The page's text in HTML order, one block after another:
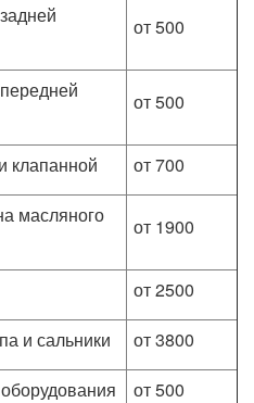
от 500
от 500
клапанной
от 700
масляного
от 1900
от 2500
и сальники
от 3800
от 500